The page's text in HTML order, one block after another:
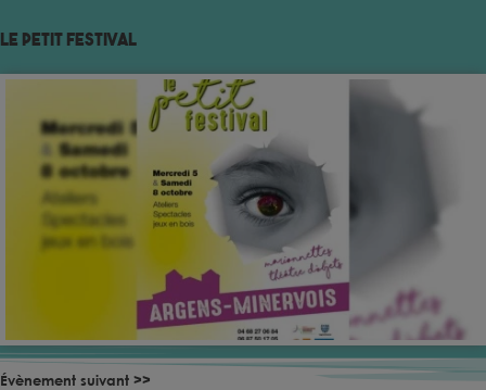
Le Petit Festival
Évènement suivant >>